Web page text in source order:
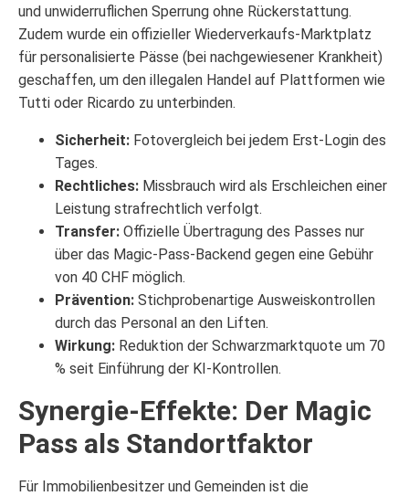
und unwiderruflichen Sperrung ohne Rückerstattung.
Zudem wurde ein offizieller Wiederverkaufs-Marktplatz
für personalisierte Pässe (bei nachgewiesener Krankheit)
geschaffen, um den illegalen Handel auf Plattformen wie
Tutti oder Ricardo zu unterbinden.
Sicherheit: Fotovergleich bei jedem Erst-Login des
Tages.
Rechtliches: Missbrauch wird als Erschleichen einer
Leistung strafrechtlich verfolgt.
Transfer: Offizielle Übertragung des Passes nur
über das Magic-Pass-Backend gegen eine Gebühr
von 40 CHF möglich.
Prävention: Stichprobenartige Ausweiskontrollen
durch das Personal an den Liften.
Wirkung: Reduktion der Schwarzmarktquote um 70
% seit Einführung der KI-Kontrollen.
Synergie-Effekte: Der Magic
Pass als Standortfaktor
Für Immobilienbesitzer und Gemeinden ist die